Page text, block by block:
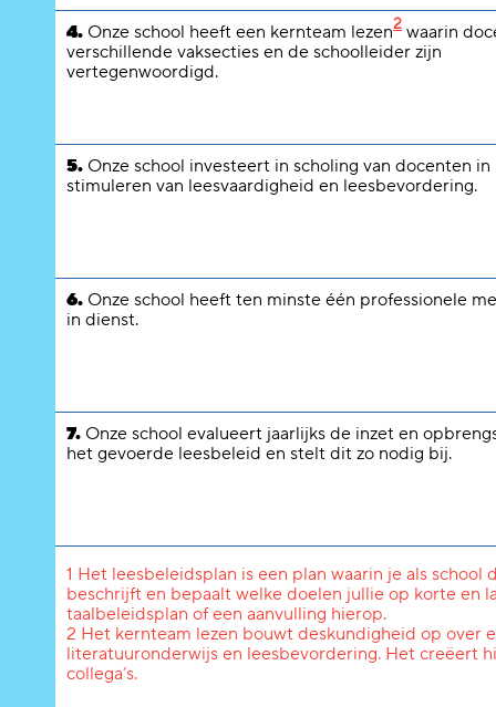
4. Onze school heeft een kernteam lezen2 waarin
verschillende vaksecties en de schoolleider zijn
vertegenwoordigd.
5. Onze school investeert in scholing van docenten in
stimuleren van leesvaardigheid en leesbevordering.
6. Onze school heeft ten minste één professionele
in dienst.
7. Onze school evalueert jaarlijks de inzet en
het gevoerde leesbeleid en stelt dit zo nodig bij.
1 Het leesbeleidsplan is een plan waarin je als
beschrijft en bepaalt welke doelen jullie op korte en
taalbeleidsplan of een aanvulling hierop.
2 Het kernteam lezen bouwt deskundigheid op over
literatuuronderwijs en leesbevordering. Het creëert
collega’s.